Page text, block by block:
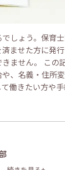
しょう。保育
ませた方に発
ません。 この
、名義・住所
働きたい方や